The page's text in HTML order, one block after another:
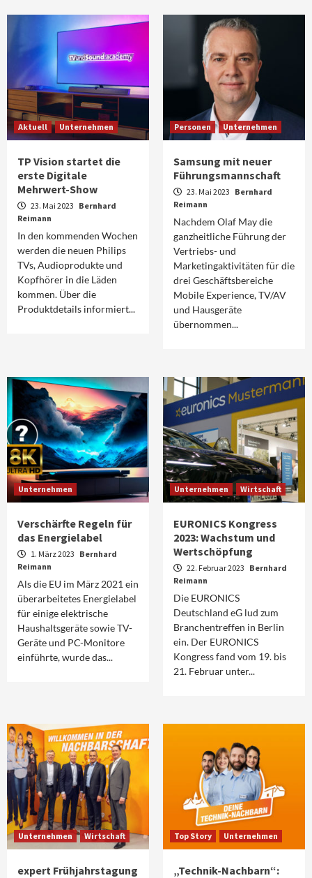
Aktuell Unternehmen
TP Vision startet die
erste Digitale
Mehrwert-Show
23. Mai 2023 Bernhard
Reimann
In den kommenden Wochen
werden die neuen Philips
TVs, Audioprodukte und
Kopfhörer in die Läden
kommen. Über die
Produktdetails informiert...
Personen Unternehmen
Samsung mit neuer
Führungsmannschaft
23. Mai 2023 Bernhard
Reimann
Nachdem Olaf May die
ganzheitliche Führung der
Vertriebs- und
Marketingaktivitäten für die
drei Geschäftsbereiche
Mobile Experience, TV/AV
und Hausgeräte
übernommen...
Unternehmen
Verschärfte Regeln für
das Energielabel
1. März 2023 Bernhard
Reimann
Als die EU im März 2021 ein
überarbeitetes Energielabel
für einige elektrische
Haushaltsgeräte sowie TV-
Geräte und PC-Monitore
einführte, wurde das...
Unternehmen Wirtschaft
EURONICS Kongress
2023: Wachstum und
Wertschöpfung
22. Februar 2023 Bernhard
Reimann
Die EURONICS
Deutschland eG lud zum
Branchentreffen in Berlin
ein. Der EURONICS
Kongress fand vom 19. bis
21. Februar unter...
Unternehmen Wirtschaft
expert Frühjahrstagung
Top Story Unternehmen
„Technik-Nachbarn“: